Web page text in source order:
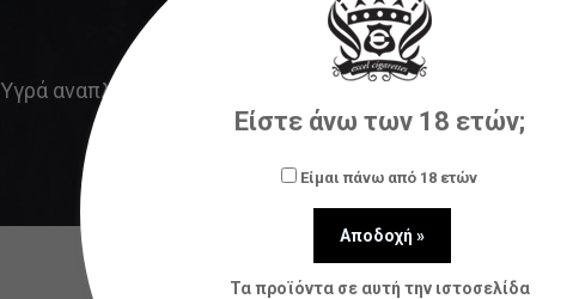
Υγρά αναπλήρωσης (flavorshots) BY NATURA
Είστε άνω των 18 ετών;
Είμαι πάνω από 18 ετών
Τα προϊόντα σε αυτή την ιστοσελίδα